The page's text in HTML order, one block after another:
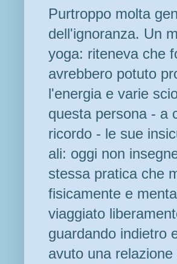
Purtroppo molta
dell'ignoranza. Un
yoga: riteneva che
avrebbero potuto
l'energia e varie
questa persona - a
ricordo - le sue
ali: oggi non
stessa pratica che
fisicamente e
viaggiato
guardando indietro
avuto una